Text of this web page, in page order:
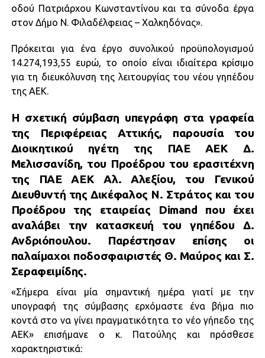
οδού Πατριάρχου Κωνσταντίνου και τα σύνοδα έργα
στον Δήμο Ν. Φιλαδέλφειας – Χαλκηδόνας».
Πρόκειται για ένα έργο συνολικού προϋπολογισμού
14.274,193,55 ευρώ, το οποίο είναι ιδιαίτερα κρίσιμο
για τη διευκόλυνση της λειτουργίας του νέου γηπέδου
της ΑΕΚ.
Η σχετική σύμβαση υπεγράφη στα γραφεία
της Περιφέρειας Αττικής, παρουσία του
Διοικητικού ηγέτη της ΠΑΕ ΑΕΚ Δ.
Μελισσανίδη, του Προέδρου του ερασιτέχνη
της ΠΑΕ ΑΕΚ Αλ. Αλεξίου, του Γενικού
Διευθυντή της Δικέφαλος Ν. Στράτος και του
Προέδρου της εταιρείας Dimand που έχει
αναλάβει την κατασκευή του γηπέδου Δ.
Ανδριόπουλου. Παρέστησαν επίσης οι
παλαίμαχοι ποδοσφαιριστές Θ. Μαύρος και Σ.
Σεραφειμίδης.
«Σήμερα είναι μία σημαντική ημέρα γιατί με την
υπογραφή της σύμβασης ερχόμαστε ένα βήμα πιο
κοντά στο να γίνει πραγματικότητα το νέο γήπεδο της
ΑΕΚ» επισήμανε ο κ. Πατούλης και πρόσθεσε
χαρακτηριστικά: